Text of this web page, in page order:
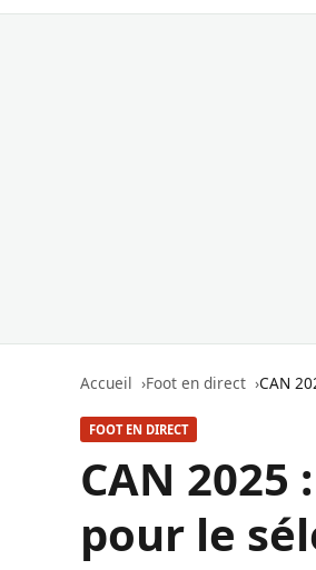
Accueil Foot en direct CAN
FOOT EN DIRECT
CAN
pour le